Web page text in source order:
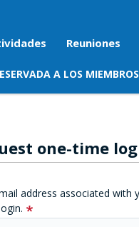
Reuniones
A LOS MIEMBROS
one-time
address associated with